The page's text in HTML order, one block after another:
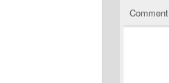
Comment